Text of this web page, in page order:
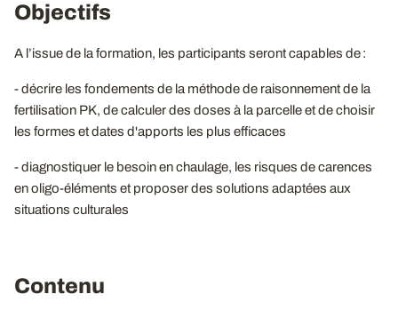
Objectifs
A l’issue de la formation, les participants seront capables de :
- décrire les fondements de la méthode de raisonnement de la
fertilisation PK, de calculer des doses à la parcelle et de choisir
les formes et dates d'apports les plus efficaces
- diagnostiquer le besoin en chaulage, les risques de carences
en oligo-éléments et proposer des solutions adaptées aux
situations culturales
Contenu